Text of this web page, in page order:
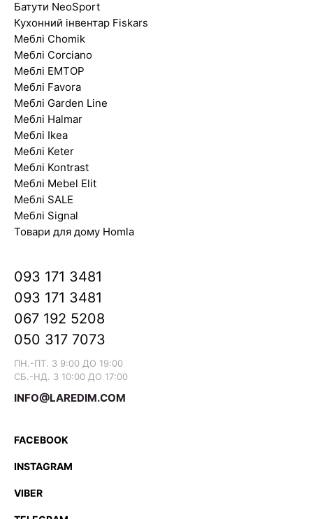
Батути NeoSport
Кухонний інвентар Fiskars
Меблі Chomik
Меблі Corciano
Меблі EMTOP
Меблі Favora
Меблі Garden Line
Меблі Halmar
Меблі Ikea
Меблі Keter
Меблі Kontrast
Меблі Mebel Elit
Меблі SALE
Меблі Signal
Товари для дому Homla
093 171 3481
093 171 3481
067 192 5208
050 317 7073
ПН.-ПТ. З 9:00 ДО 19:00
СБ.-НД. З 10:00 ДО 17:00
INFO@LAREDIM.COM
FACEBOOK
INSTAGRAM
VIBER